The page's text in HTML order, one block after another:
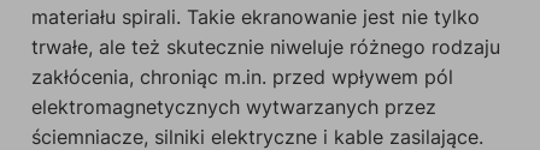
materiału spirali. Takie ekranowanie jest nie tylko
trwałe, ale też skutecznie niweluje różnego rodzaju
zakłócenia, chroniąc m.in. przed wpływem pól
elektromagnetycznych wytwarzanych przez
ściemniacze, silniki elektryczne i kable zasilające.